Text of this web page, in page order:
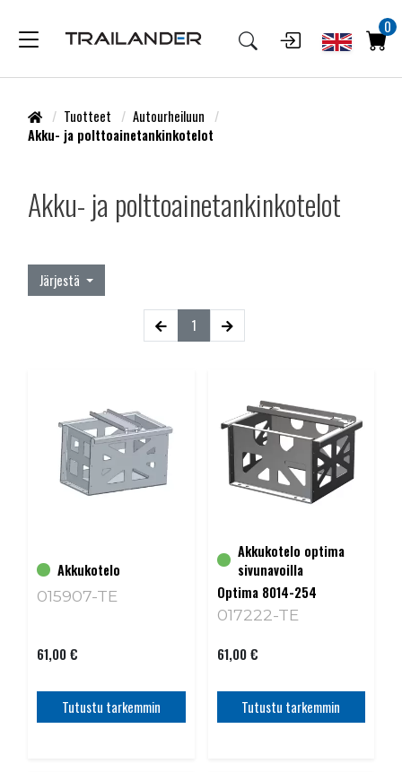
0
Tuotteet
Autourheiluun
Akku- ja polttoainetankinkotelot
Akku- ja polttoainetankinkotelot
Järjestä
1(current)
Akkukotelo
015907-TE
61,00 €
Tutustu tarkemmin
Akkukotelo optima
sivunavoilla
Optima 8014-254
017222-TE
61,00 €
Tutustu tarkemmin